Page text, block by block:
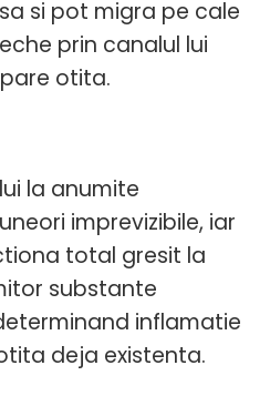
si pot migra pe cale
prin canalul lui
otita.
la anumite
imprevizibile, iar
total gresit la
substante
inflamatie
deja existenta.